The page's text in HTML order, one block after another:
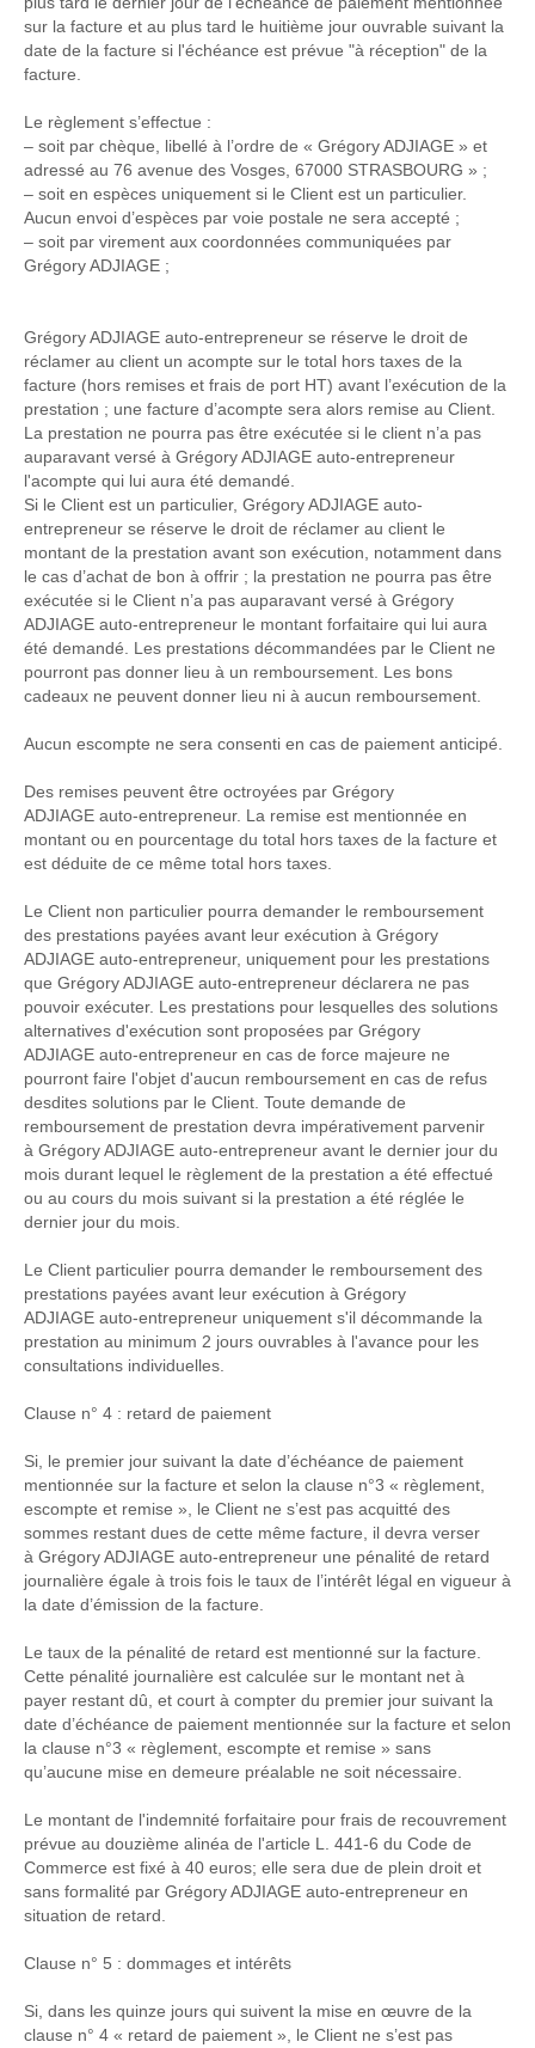
sur la facture et au plus tard le huitième jour ouvrable suivant la
date de la facture si l'échéance est prévue "à réception" de la
facture.
Le règlement s’effectue :
– soit par chèque, libellé à l’ordre de « Grégory ADJIAGE » et
adressé au 76 avenue des Vosges, 67000 STRASBOURG » ;
– soit en espèces uniquement si le Client est un particulier.
Aucun envoi d’espèces par voie postale ne sera accepté ;
– soit par virement aux coordonnées communiquées par
Grégory ADJIAGE ;
Grégory ADJIAGE auto-entrepreneur se réserve le droit de
réclamer au client un acompte sur le total hors taxes de la
facture (hors remises et frais de port HT) avant l’exécution de la
prestation ; une facture d’acompte sera alors remise au Client.
La prestation ne pourra pas être exécutée si le client n’a pas
auparavant versé à Grégory ADJIAGE auto-entrepreneur
l'acompte qui lui aura été demandé.
Si le Client est un particulier, Grégory ADJIAGE auto-
entrepreneur se réserve le droit de réclamer au client le
montant de la prestation avant son exécution, notamment dans
le cas d’achat de bon à offrir ; la prestation ne pourra pas être
exécutée si le Client n’a pas auparavant versé à Grégory
ADJIAGE auto-entrepreneur le montant forfaitaire qui lui aura
été demandé. Les prestations décommandées par le Client ne
pourront pas donner lieu à un remboursement. Les bons
cadeaux ne peuvent donner lieu ni à aucun remboursement.
Aucun escompte ne sera consenti en cas de paiement anticipé.
Des remises peuvent être octroyées par Grégory
ADJIAGE auto-entrepreneur. La remise est mentionnée en
montant ou en pourcentage du total hors taxes de la facture et
est déduite de ce même total hors taxes.
Le Client non particulier pourra demander le remboursement
des prestations payées avant leur exécution à Grégory
ADJIAGE auto-entrepreneur, uniquement pour les prestations
que Grégory ADJIAGE auto-entrepreneur déclarera ne pas
pouvoir exécuter. Les prestations pour lesquelles des solutions
alternatives d'exécution sont proposées par Grégory
ADJIAGE auto-entrepreneur en cas de force majeure ne
pourront faire l'objet d'aucun remboursement en cas de refus
desdites solutions par le Client. Toute demande de
remboursement de prestation devra impérativement parvenir
à Grégory ADJIAGE auto-entrepreneur avant le dernier jour du
mois durant lequel le règlement de la prestation a été effectué
ou au cours du mois suivant si la prestation a été réglée le
dernier jour du mois.
Le Client particulier pourra demander le remboursement des
prestations payées avant leur exécution à Grégory
ADJIAGE auto-entrepreneur uniquement s'il décommande la
prestation au minimum 2 jours ouvrables à l'avance pour les
consultations individuelles.
Clause n° 4 : retard de paiement
Si, le premier jour suivant la date d’échéance de paiement
mentionnée sur la facture et selon la clause n°3 « règlement,
escompte et remise », le Client ne s’est pas acquitté des
sommes restant dues de cette même facture, il devra verser
à Grégory ADJIAGE auto-entrepreneur une pénalité de retard
journalière égale à trois fois le taux de l’intérêt légal en vigueur à
la date d’émission de la facture.
Le taux de la pénalité de retard est mentionné sur la facture.
Cette pénalité journalière est calculée sur le montant net à
payer restant dû, et court à compter du premier jour suivant la
date d’échéance de paiement mentionnée sur la facture et selon
la clause n°3 « règlement, escompte et remise » sans
qu’aucune mise en demeure préalable ne soit nécessaire.
Le montant de l'indemnité forfaitaire pour frais de recouvrement
prévue au douzième alinéa de l'article L. 441-6 du Code de
Commerce est fixé à 40 euros; elle sera due de plein droit et
sans formalité par Grégory ADJIAGE auto-entrepreneur en
situation de retard.
Clause n° 5 : dommages et intérêts
Si, dans les quinze jours qui suivent la mise en œuvre de la
clause n° 4 « retard de paiement », le Client ne s’est pas